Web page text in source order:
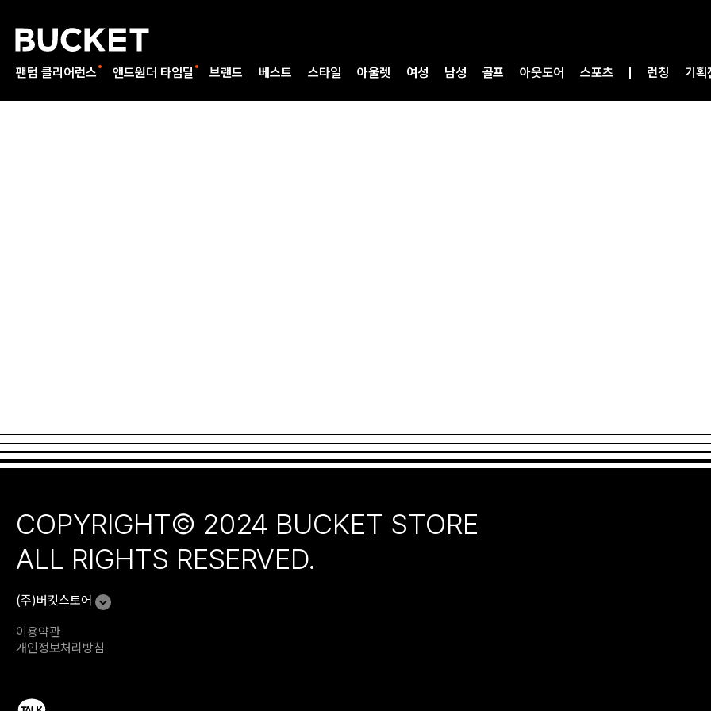
팬텀 클리어런스 앤드원더 타임딜 브랜드 베스트 스타일 아울렛 여성 남성 골프 아웃도어 스포츠 런칭 기획
COPYRIGHT© 2024 BUCKET STORE
ALL RIGHTS RESERVED.
(주)버킷스토어
이용약관
개인정보처리방침